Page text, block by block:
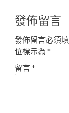
發佈留言
發佈留言必須
位標示為 *
留言*